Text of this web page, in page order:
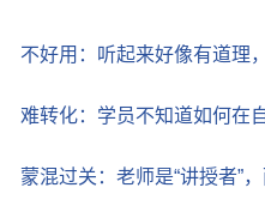
不好用：听起来好像有道理
难转化：学员不知道如何在
蒙混过关：老师是“讲授者”